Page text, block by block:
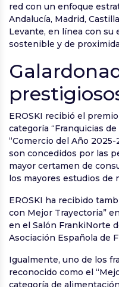
red con un enfoque
Andalucía, Madrid,
Levante, en línea con su
sostenible y de
EROSKI recibió el
categoría “Franquicias
“Comercio del Año
son concedidos por las
mayor certamen de
los mayores estudios de
EROSKI ha recibido
con Mejor Trayectoria”
en el Salón FrankiNorte
Asociación Española de
Igualmente, uno de los
reconocido como el
categoría de